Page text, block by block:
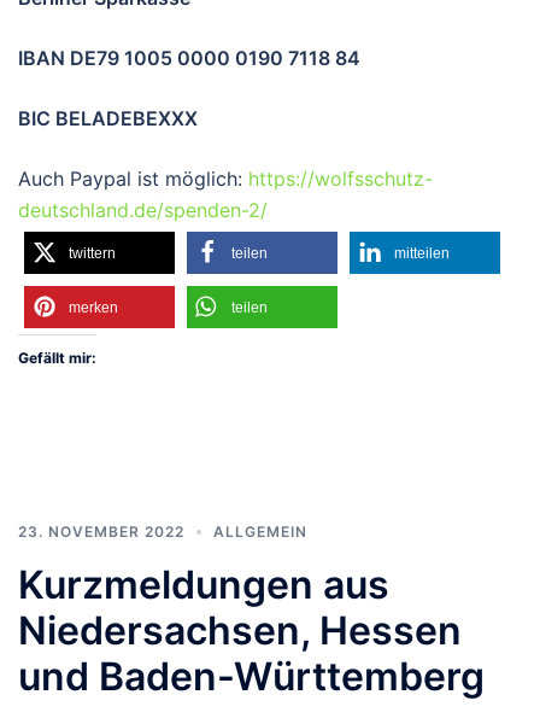
IBAN DE79 1005 0000 0190 7118 84
BIC BELADEBEXXX
Auch Paypal ist möglich: https://wolfsschutz-
deutschland.de/spenden-2/
twittern teilen mitteilen
merken teilen
Gefällt mir:
23. NOVEMBER 2022 ALLGEMEIN
Kurzmeldungen aus
Niedersachsen, Hessen
und Baden-Württemberg